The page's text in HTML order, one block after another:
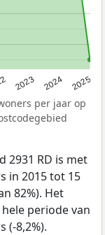
2023 2024 2025
per jaar op
2931 RD is met
in 2015 tot 15
82%). Het
periode van
(-8,2%).